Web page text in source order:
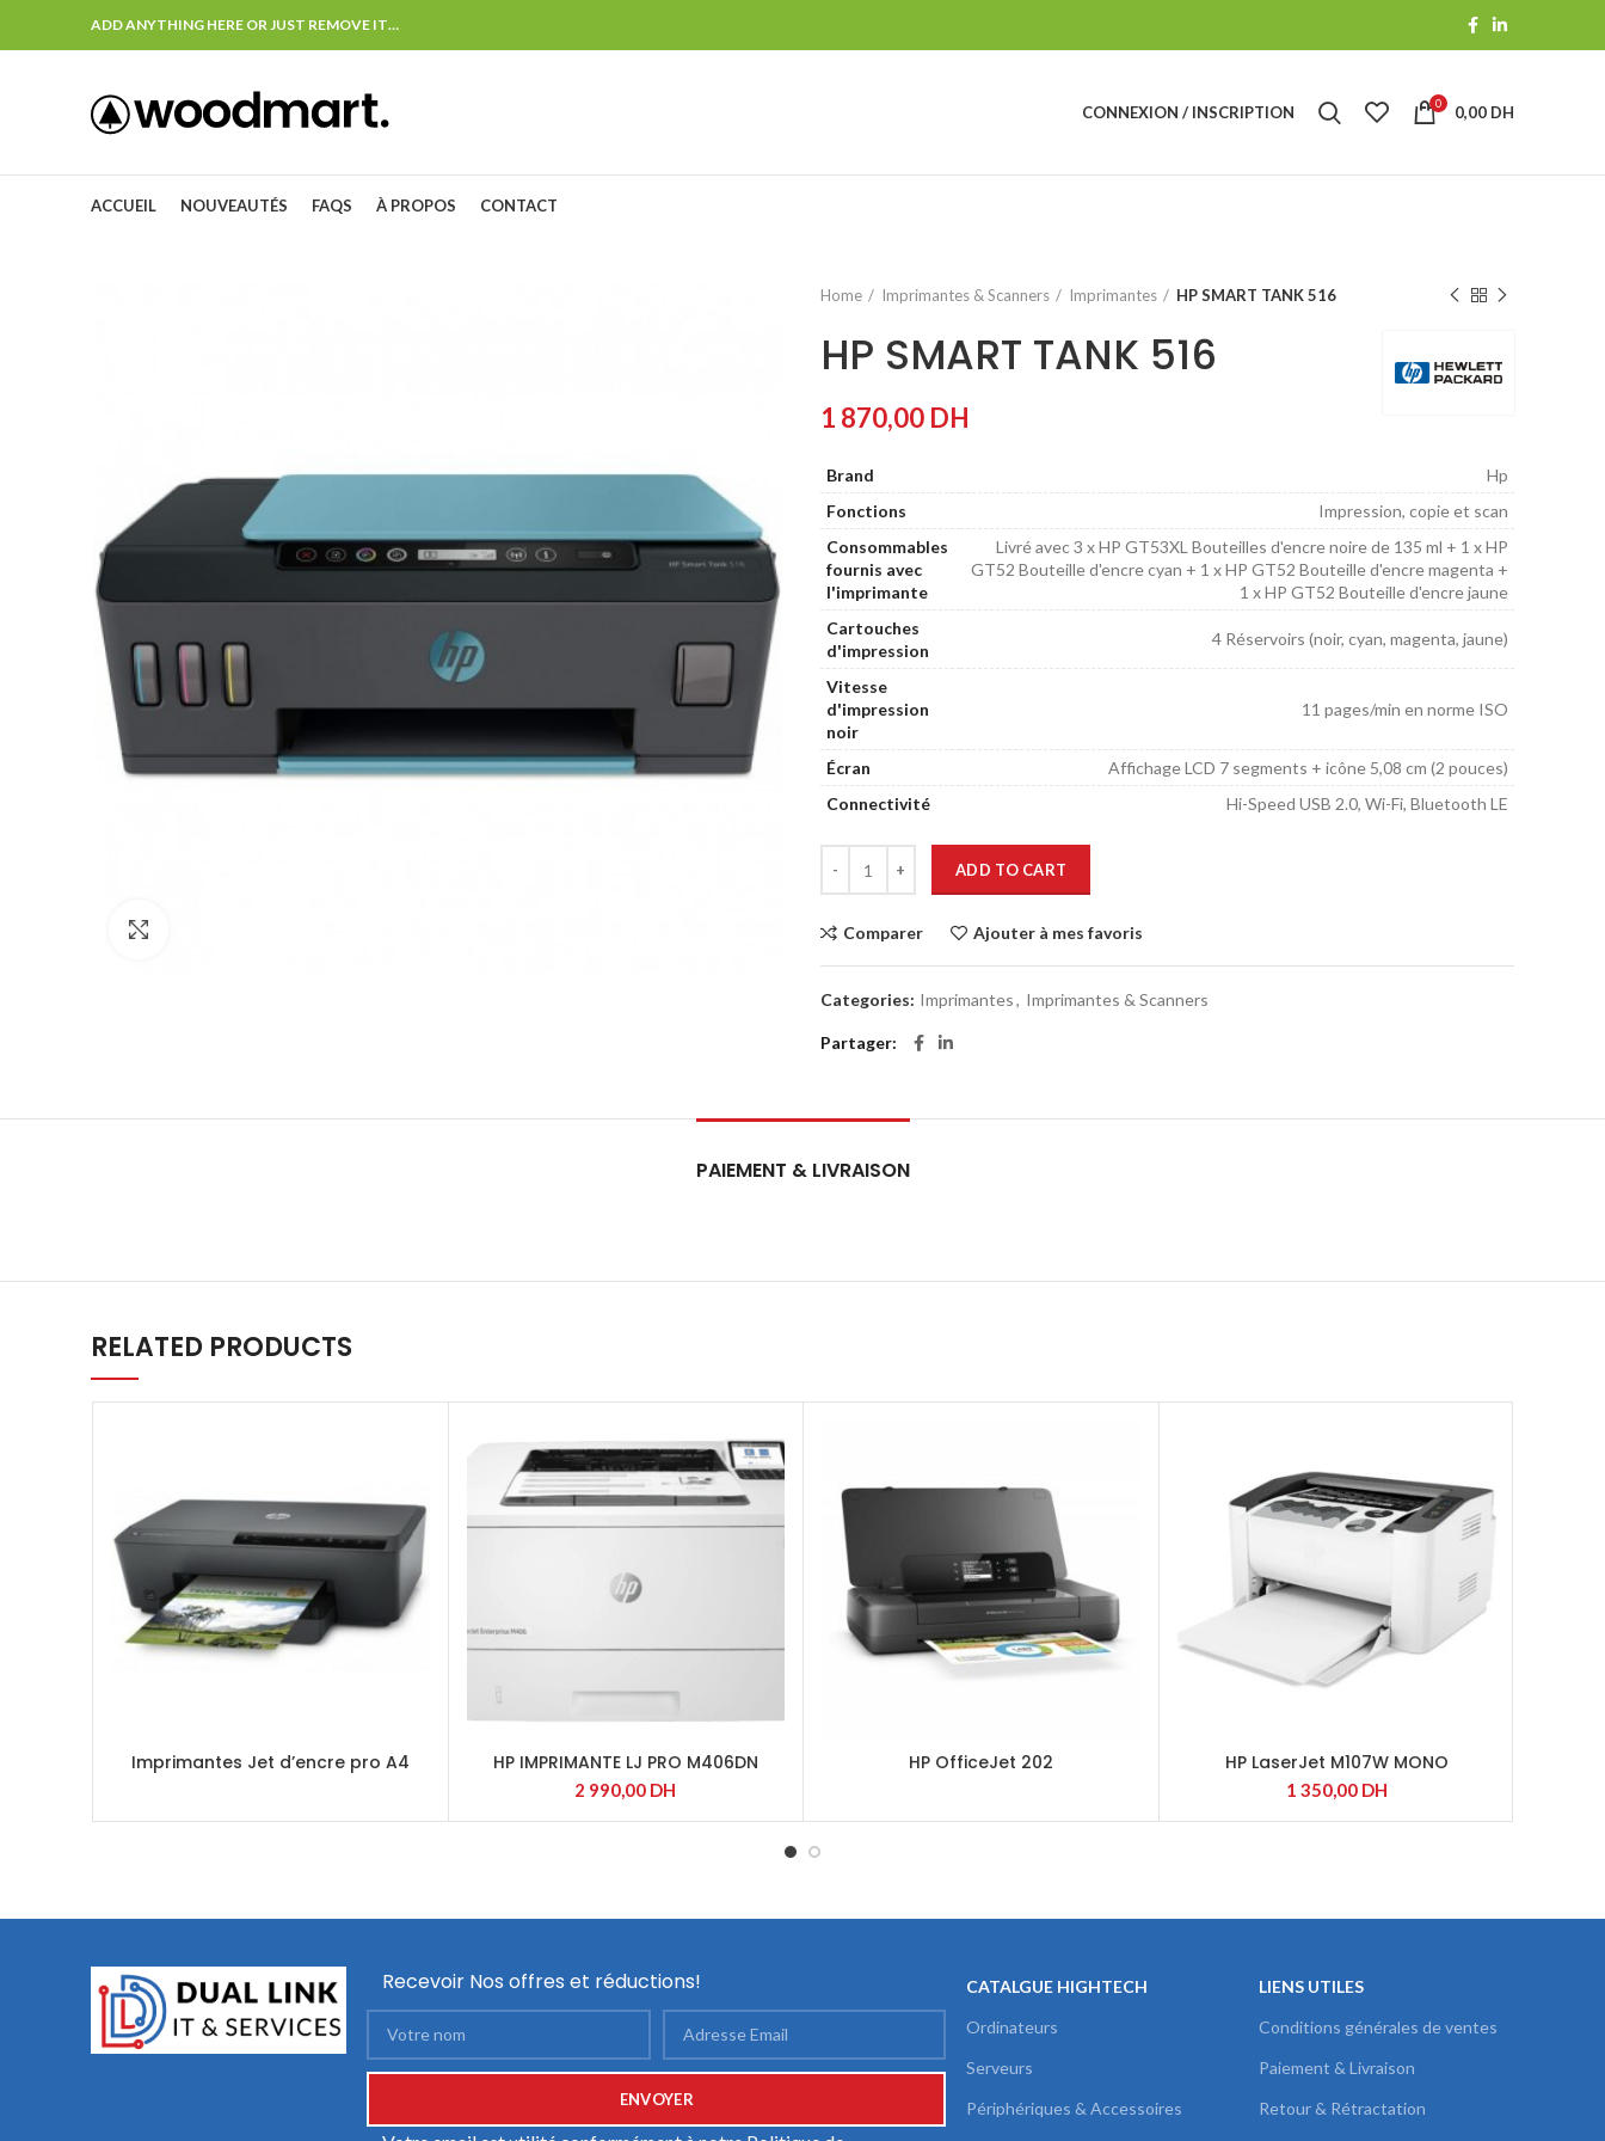
ADD ANYTHING HERE OR JUST REMOVE IT…
CONNEXION / INSCRIPTION 0 0,00 DH
ACCUEIL NOUVEAUTÉS FAQS À PROPOS CONTACT
Home Imprimantes & Scanners Imprimantes HP SMART TANK 516
HP SMART TANK 516
1 870,00 DH
Brand
Hp
Fonctions
Impression, copie et scan
Consommables
fournis avec
l'imprimante
Livré avec 3 x HP GT53XL Bouteilles d'encre noire de 135 ml + 1 x HP
GT52 Bouteille d'encre cyan + 1 x HP GT52 Bouteille d'encre magenta +
1 x HP GT52 Bouteille d'encre jaune
Cartouches
d'impression
4 Réservoirs (noir, cyan, magenta, jaune)
Vitesse
d'impression
noir
11 pages/min en norme ISO
Écran
Affichage LCD 7 segments + icône 5,08 cm (2 pouces)
Connectivité
Hi-Speed USB 2.0, Wi-Fi, Bluetooth LE
ADD TO CART
Comparer Ajouter à mes favoris
Categories: Imprimantes, Imprimantes & Scanners
Partager
PAIEMENT & LIVRAISON
RELATED PRODUCTS
Imprimantes Jet d’encre pro A4 HP IMPRIMANTE LJ PRO M406DN
2 990,00 DH
HP OfficeJet 202 HP LaserJet M107W MONO
1 350,00 DH
Recevoir Nos offres et réductions!
CATALGUE HIGHTECH
Ordinateurs
Serveurs
Périphériques & Accessoires
LIENS UTILES
Conditions générales de ventes
Paiement & Livraison
Retour & Rétractation